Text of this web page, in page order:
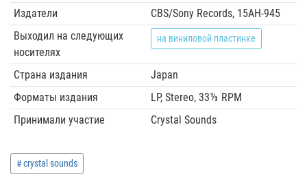
Издатели
CBS/Sony Records, 15AH-945
Выходил на следующих
носителях
на виниловой пластинке
Страна издания
Japan
Форматы издания
LP, Stereo, 33⅓ RPM
Принимали участие
Crystal Sounds
crystal sounds